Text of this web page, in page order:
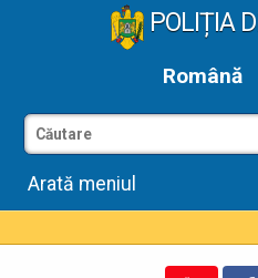
POLIȚIA
Română
Arată meniul